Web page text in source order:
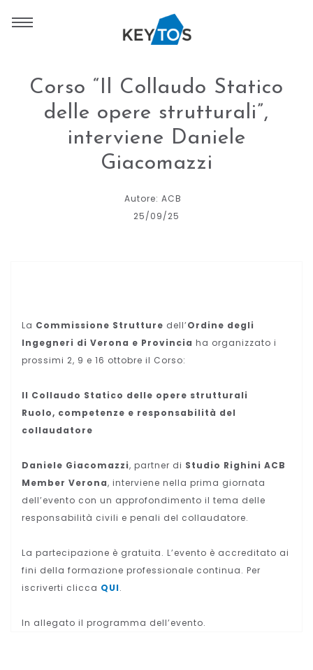
Corso “Il Collaudo Statico
delle opere strutturali”,
interviene Daniele
Giacomazzi
Autore: ACB
25/09/25
La Commissione Strutture dell’Ordine degli
Ingegneri di Verona e Provincia ha organizzato i
prossimi 2, 9 e 16 ottobre il Corso:
Il Collaudo Statico delle opere strutturali
Ruolo, competenze e responsabilità del
collaudatore
Daniele Giacomazzi, partner di Studio Righini ACB
Member Verona, interviene nella prima giornata
dell’evento con un approfondimento il tema delle
responsabilità civili e penali del collaudatore.
La partecipazione è gratuita. L’evento è accreditato ai
fini della formazione professionale continua. Per
iscriverti clicca QUI.
In allegato il programma dell’evento.